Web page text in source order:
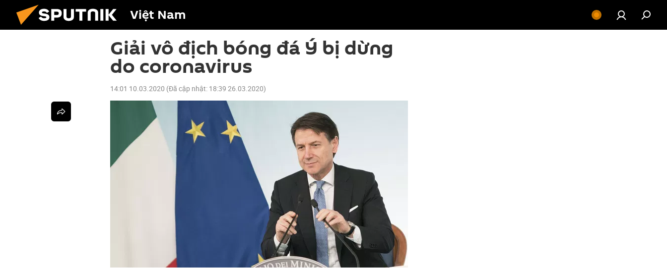
Việt Nam
Giải vô địch bóng đá Ý bị dừng
do coronavirus
14:01 10.03.2020 (Đã cập nhật: 18:39 26.03.2020)